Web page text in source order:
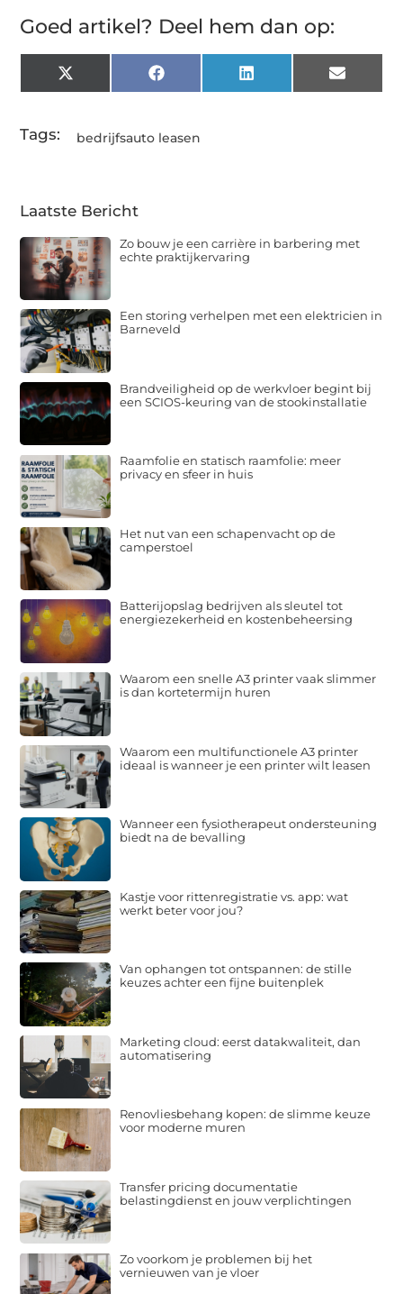
Goed artikel? Deel hem dan op:
X
(Twitter)
Facebook LinkedIn Email
Tags: bedrijfsauto leasen
Laatste Bericht
Zo bouw je een carrière in barbering met
echte praktijkervaring
Een storing verhelpen met een elektricien in
Barneveld
Brandveiligheid op de werkvloer begint bij
een SCIOS-keuring van de stookinstallatie
Raamfolie en statisch raamfolie: meer
privacy en sfeer in huis
Het nut van een schapenvacht op de
camperstoel
Batterijopslag bedrijven als sleutel tot
energiezekerheid en kostenbeheersing
Waarom een snelle A3 printer vaak slimmer
is dan kortetermijn huren
Waarom een multifunctionele A3 printer
ideaal is wanneer je een printer wilt leasen
Wanneer een fysiotherapeut ondersteuning
biedt na de bevalling
Kastje voor rittenregistratie vs. app: wat
werkt beter voor jou?
Van ophangen tot ontspannen: de stille
keuzes achter een fijne buitenplek
Marketing cloud: eerst datakwaliteit, dan
automatisering
Renovliesbehang kopen: de slimme keuze
voor moderne muren
Transfer pricing documentatie
belastingdienst en jouw verplichtingen
Zo voorkom je problemen bij het
vernieuwen van je vloer